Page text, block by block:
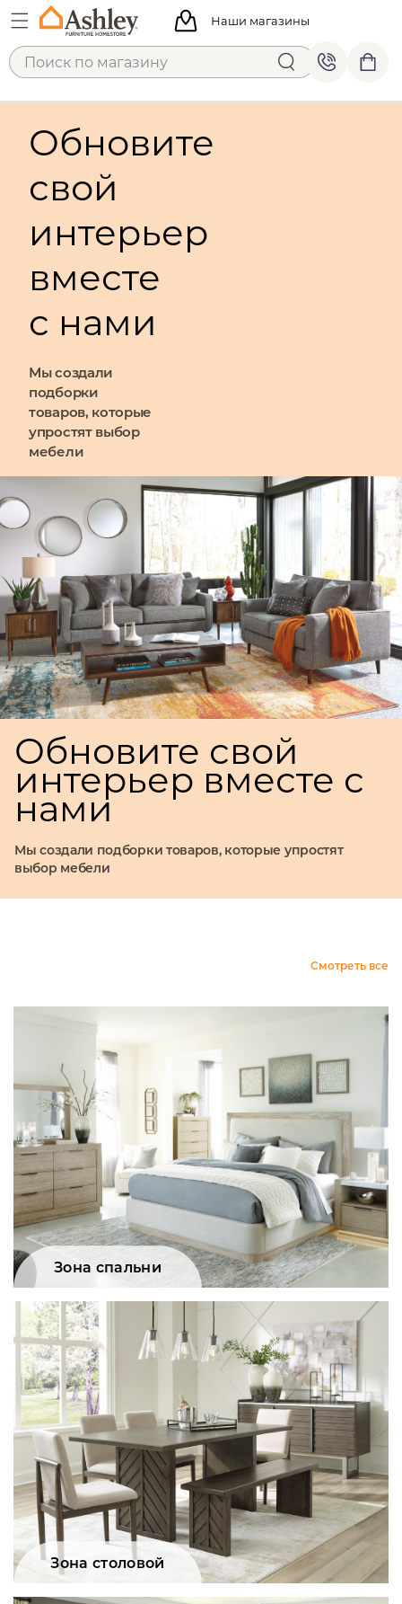
Наши магазины
Обновите
свой
интерьер
вместе
с нами
Мы создали
подборки
товаров, которые
упростят выбор
мебели
Обновите свой
интерьер вместе с
нами
Мы создали подборки товаров, которые упростят
выбор мебели
Смотреть все
Зона спальни
Зона столовой